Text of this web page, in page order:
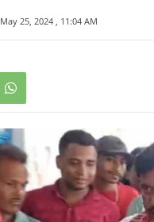
May 25, 2024 , 11:04 AM